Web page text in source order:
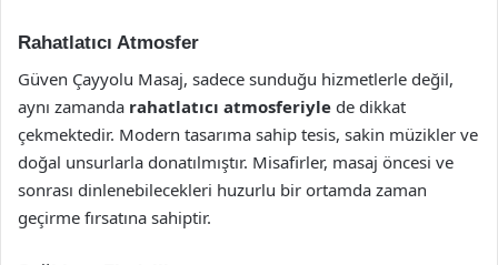
Rahatlatıcı Atmosfer
Güven Çayyolu Masaj, sadece sunduğu hizmetlerle değil,
aynı zamanda rahatlatıcı atmosferiyle de dikkat
çekmektedir. Modern tasarıma sahip tesis, sakin müzikler ve
doğal unsurlarla donatılmıştır. Misafirler, masaj öncesi ve
sonrası dinlenebilecekleri huzurlu bir ortamda zaman
geçirme fırsatına sahiptir.